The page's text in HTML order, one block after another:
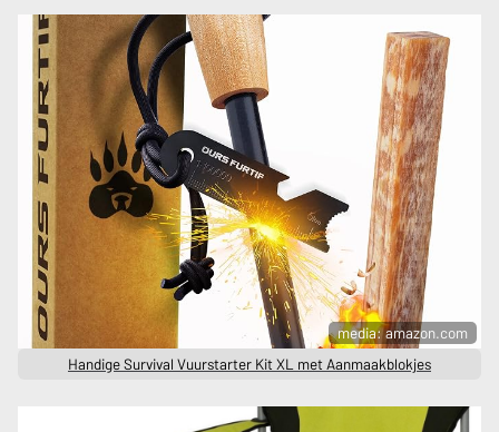
media: amazon.com
Handige Survival Vuurstarter Kit XL met Aanmaakblokjes